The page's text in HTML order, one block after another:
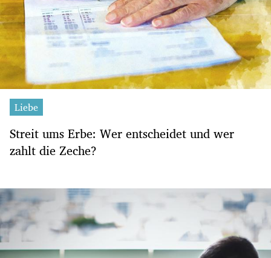
Liebe
Streit ums Erbe: Wer entscheidet und wer
zahlt die Zeche?